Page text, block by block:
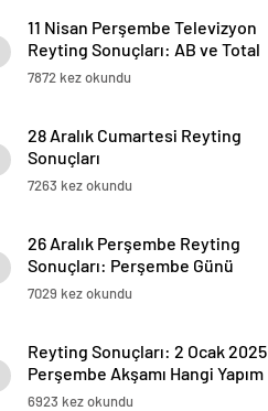
11 Nisan Perşembe Televizyon
Reyting Sonuçları: AB ve Total
Sıralamalar!
7872 kez okundu
28 Aralık Cumartesi Reyting
Sonuçları
7263 kez okundu
26 Aralık Perşembe Reyting
Sonuçları: Perşembe Günü
Zirve Kimin Oldu?
7029 kez okundu
Reyting Sonuçları: 2 Ocak 2025
Perşembe Akşamı Hangi Yapım
Zirvede?
6923 kez okundu